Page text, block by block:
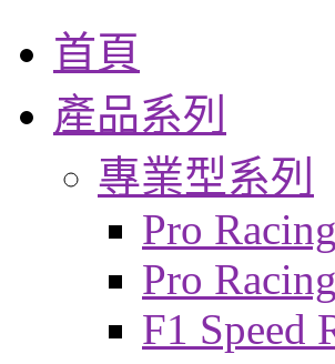
首頁
產品系列
專業型系列
Pro
Pro
F1 Speed